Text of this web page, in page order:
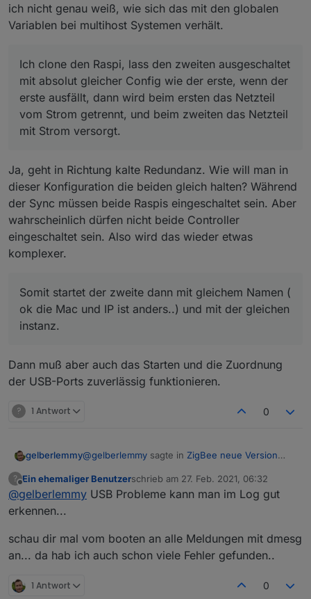
ich nicht genau weiß, wie sich das mit den globalen
Variablen bei multihost Systemen verhält.
Ich clone den Raspi, lass den zweiten ausgeschaltet
mit absolut gleicher Config wie der erste, wenn der
erste ausfällt, dann wird beim ersten das Netzteil
vom Strom getrennt, und beim zweiten das Netzteil
mit Strom versorgt.
Ja, geht in Richtung kalte Redundanz. Wie will man in
dieser Konfiguration die beiden gleich halten? Während
der Sync müssen beide Raspis eingeschaltet sein. Aber
wahrscheinlich dürfen nicht beide Controller
eingeschaltet sein. Also wird das wieder etwas
komplexer.
Somit startet der zweite dann mit gleichem Namen (
ok die Mac und IP ist anders..) und mit der gleichen
instanz.
Dann muß aber auch das Starten und die Zuordnung
der USB-Ports zuverlässig funktionieren.
? 1 Antwort 0
gelberlemmy@gelberlemmy sagte in ZigBee neue Version
@asgothianso jetzt ist der Adapter wieder
ausversehen gesetzt. Aber das der dann
gar nicht mehr läuft ? Jetzt ist der Adapter
wieder grün. Kann aber keine Geräte
dass zum Teil ein anlernen nur noch mit dem
einen Taster auf dem Cc26x2r1 funktioniert. How
dem anlernen kann ich die Geräte nur ab und an
?
Offline
Ein ehemaliger Benutzerschrieb am 27. Feb. 2021, 06:32
zuletzt editiert von
@gelberlemmy USB Probleme kann man im Log gut
erkennen...
schau dir mal vom booten an alle Meldungen mit dmesg
an... da hab ich auch schon viele Fehler gefunden..
1 Antwort 0